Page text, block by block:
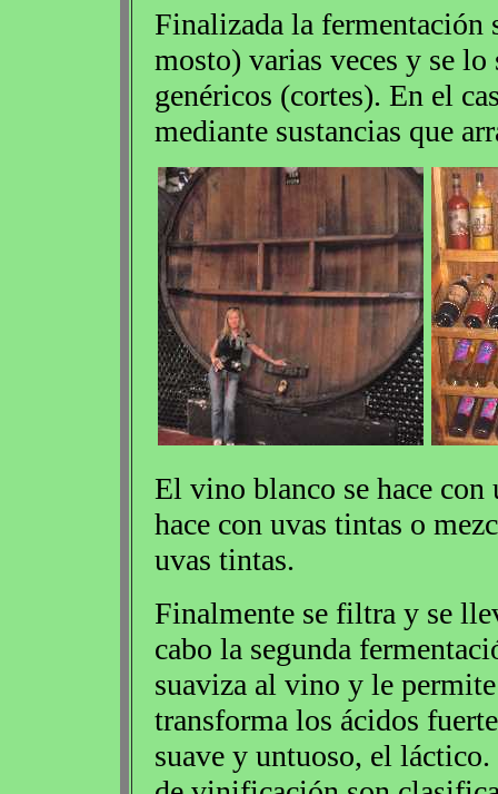
Finalizada la fermentación
mosto) varias veces y se
genéricos (cortes). En el
mediante sustancias que
El vino blanco se hace con
hace con uvas tintas o
uvas tintas.
Finalmente se filtra y se
cabo la segunda
suaviza al vino y le
transforma los ácidos
suave y untuoso, el